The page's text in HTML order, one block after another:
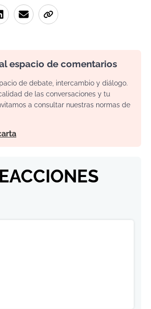
espacio de comentarios
de debate, intercambio y diálogo.
de las conversaciones y tu
a consultar nuestras normas de